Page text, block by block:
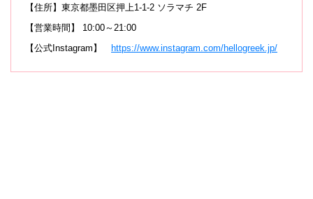
【住所】東京都墨田区押上1-1-2 ソラマチ 2F
【営業時間】 10:00～21:00
【公式Instagram】
https://www.instagram.com/hellogreek.jp/